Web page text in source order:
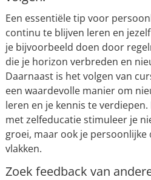
Een essentiële tip voor
continu te blijven leren en
je bijvoorbeeld doen door
die je horizon verbreden en
Daarnaast is het volgen van
een waardevolle manier om
leren en je kennis te
met zelfeducatie stimuleer je
groei, maar ook je
vlakken.
Zoek feedback van